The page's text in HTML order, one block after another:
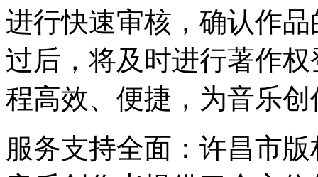
进行快速审核，确认作
过后，将及时进行著作
程高效、便捷，为音乐
服务支持全面‌：许昌市